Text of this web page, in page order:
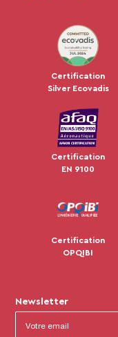
JUL 2024
Certification
Silver Ecovadis
Certification
EN 9100
Certification
OPQIBI
Newsletter